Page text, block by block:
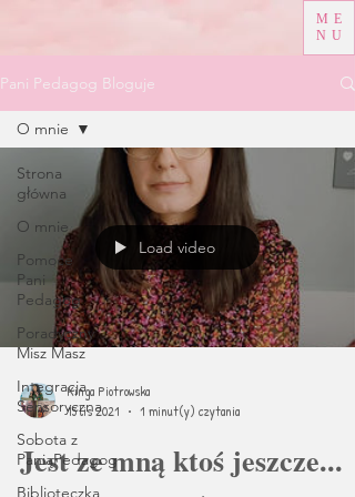
ME
NU
Pani Pedagog Bloguje
Strona
główna
O mnie
Pomoce
Pani
Pedagog
Poradyczny
Misz Masz
Integracja
Sensoryczna
Sobota z
PaniąPedagog
Biblioteczka
O mnie
Load video
Kinga Piotrowska
15 lis 2021
1 minut(y) czytania
Jest ze mną ktoś jeszcze...